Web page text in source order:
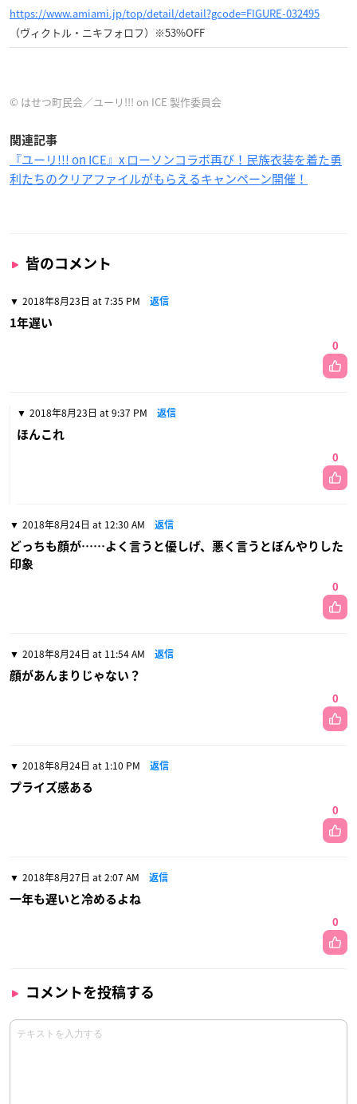
https://www.amiami.jp/top/detail/detail?gcode=FIGURE-032495
（ヴィクトル・ニキフォロフ）※53%OFF
© はせつ町民会／ユーリ!!! on ICE 製作委員会
関連記事
『ユーリ!!! on ICE』x ローソンコラボ再び！民族衣装を着た勇
利たちのクリアファイルがもらえるキャンペーン開催！
皆のコメント
2018年8月23日 at 7:35 PM 返信
1年遅い
0
2018年8月23日 at 9:37 PM 返信
ほんこれ
0
2018年8月24日 at 12:30 AM 返信
どっちも顔が……よく言うと優しげ、悪く言うとぼんやりした
印象
0
2018年8月24日 at 11:54 AM 返信
顔があんまりじゃない？
0
2018年8月24日 at 1:10 PM 返信
プライズ感ある
0
2018年8月27日 at 2:07 AM 返信
一年も遅いと冷めるよね
0
コメントを投稿する